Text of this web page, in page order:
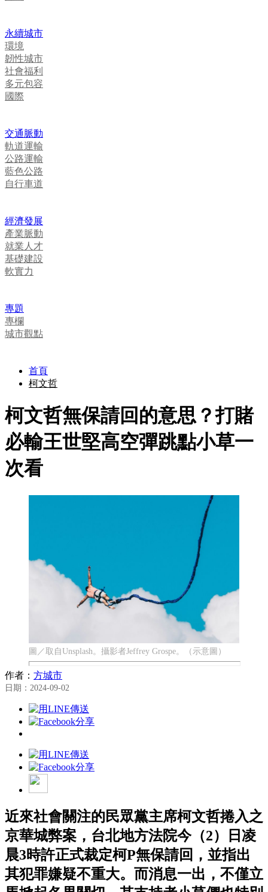
永續城市
環境
韌性城市
社會福利
多元包容
國際
交通脈動
軌道運輸
公路運輸
藍色公路
自行車道
經濟發展
產業脈動
就業人才
基礎建設
軟實力
專題
專欄
城市觀點
首頁
柯文哲
柯文哲無保請回的意思？打賭
必輸王世堅高空彈跳點小草一
次看
圖／取自Unsplash。攝影者Jeffrey Grospe。（示意圖）
作者： 方城市
日期：2024-09-02
近來社會關注的民眾黨主席柯文哲捲入之
京華城弊案，台北地方法院今（2）日凌
晨3時許正式裁定柯P無保請回，並指出
其犯罪嫌疑不重大。而消息一出，不僅立